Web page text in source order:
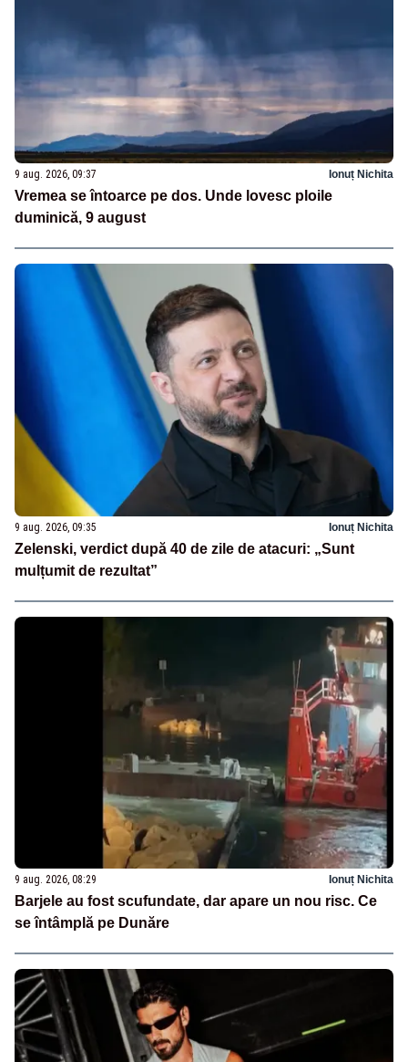
9 aug. 2026, 09:37 Ionuț Nichita
Vremea se întoarce pe dos. Unde lovesc ploile
duminică, 9 august
9 aug. 2026, 09:35 Ionuț Nichita
Zelenski, verdict după 40 de zile de atacuri: „Sunt
mulțumit de rezultat”
9 aug. 2026, 08:29 Ionuț Nichita
Barjele au fost scufundate, dar apare un nou risc. Ce
se întâmplă pe Dunăre